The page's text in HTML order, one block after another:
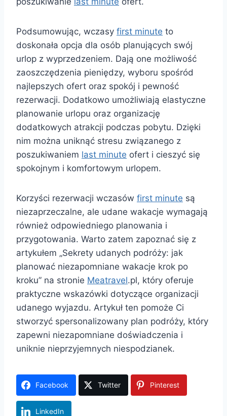
Podsumowując, wczasy first minute to
doskonała opcja dla osób planujących swój
urlop z wyprzedzeniem. Dają one możliwość
zaoszczędzenia pieniędzy, wyboru spośród
najlepszych ofert oraz spokój i pewność
rezerwacji. Dodatkowo umożliwiają elastyczne
planowanie urlopu oraz organizację
dodatkowych atrakcji podczas pobytu. Dzięki
nim można uniknąć stresu związanego z
poszukiwaniem last minute ofert i cieszyć się
spokojnym i komfortowym urlopem.
Korzyści rezerwacji wczasów first minute są
niezaprzeczalne, ale udane wakacje wymagają
również odpowiedniego planowania i
przygotowania. Warto zatem zapoznać się z
artykułem „Sekrety udanych podróży: jak
planować niezapomniane wakacje krok po
kroku” na stronie Meatravel.pl, który oferuje
praktyczne wskazówki dotyczące organizacji
udanego wyjazdu. Artykuł ten pomoże Ci
stworzyć spersonalizowany plan podróży, który
zapewni niezapomniane doświadczenia i
uniknie nieprzyjemnych niespodzianek.
Facebook Twitter Pinterest
LinkedIn